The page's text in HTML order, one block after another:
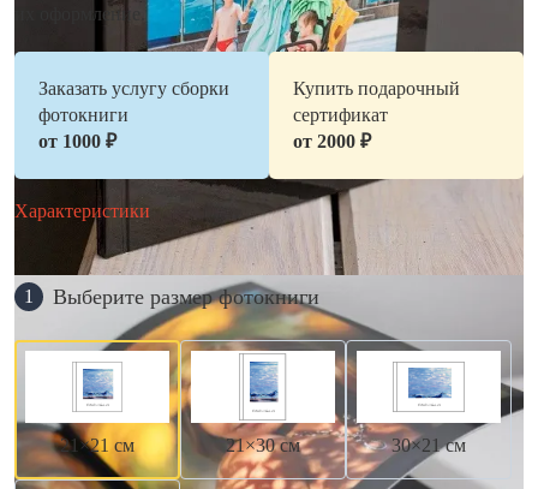
их оформление.
Заказать услугу сборки
фотокниги
от 1000 ₽
Купить подарочный
сертификат
от 2000 ₽
Характеристики
1 Выберите размер фотокниги
21×21 см 21×30 см 30×21 см